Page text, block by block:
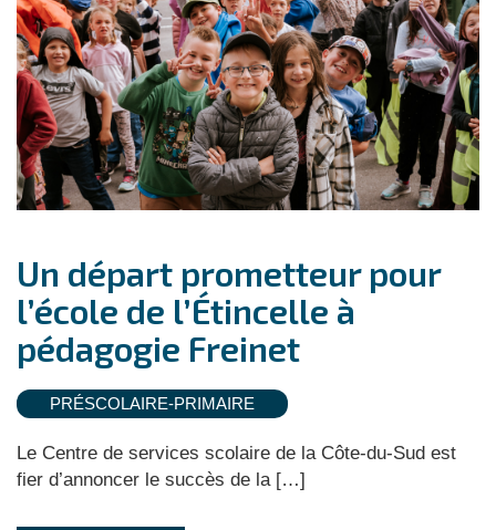
Un départ prometteur pour
l’école de l’Étincelle à
pédagogie Freinet
PRÉSCOLAIRE-PRIMAIRE
Le Centre de services scolaire de la Côte-du-Sud est
fier d’annoncer le succès de la […]